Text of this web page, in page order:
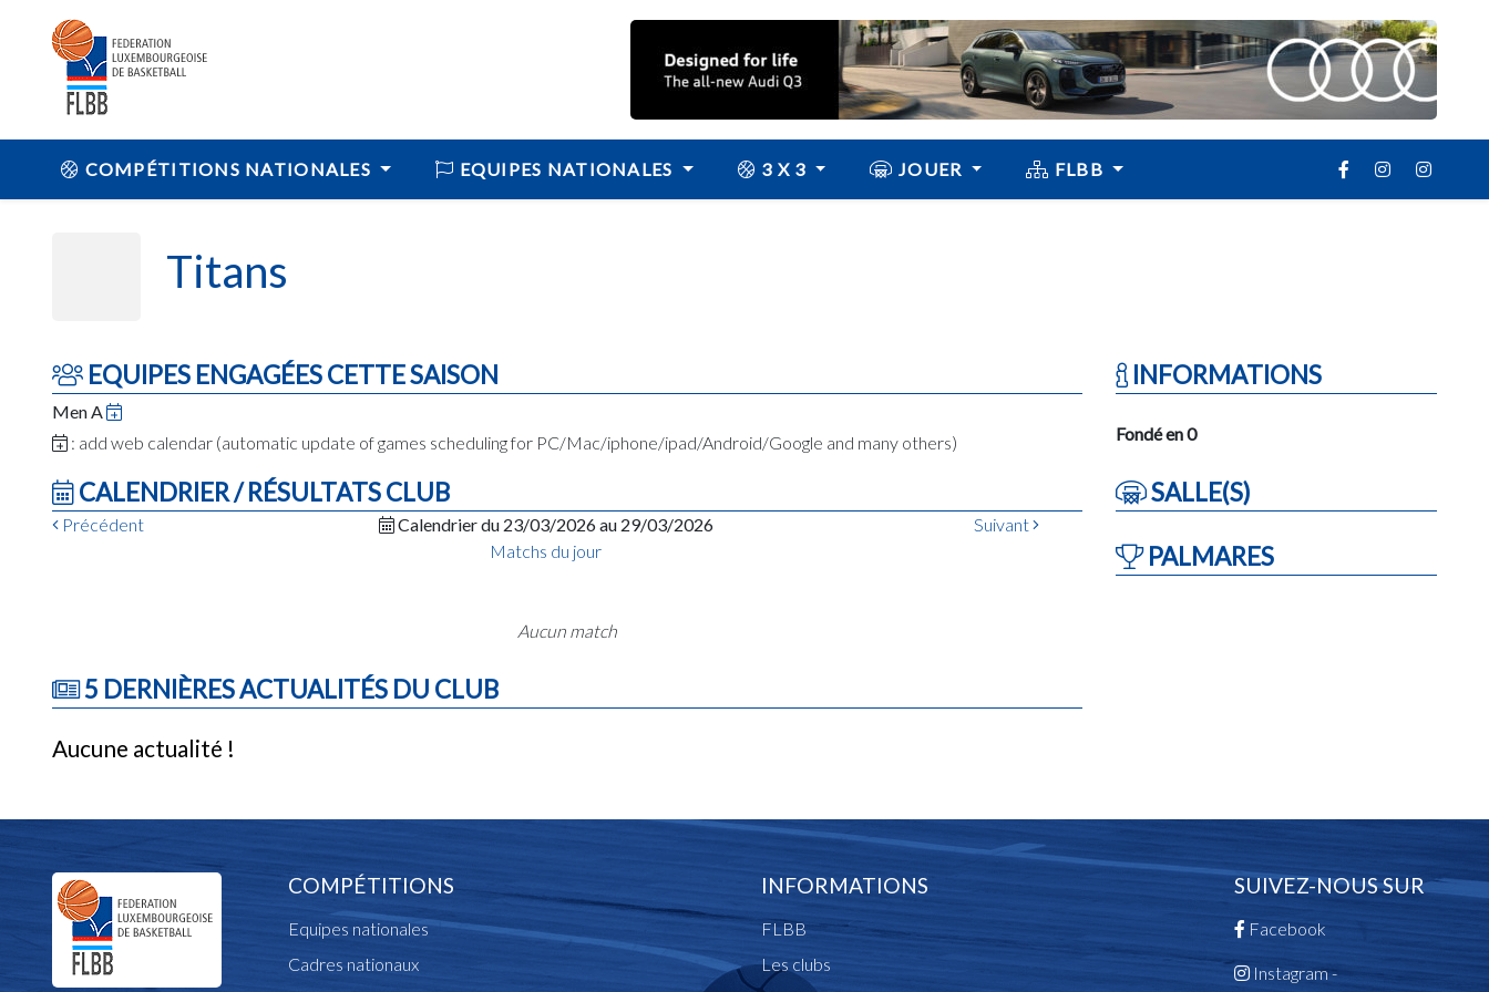
COMPÉTITIONS NATIONALES EQUIPES NATIONALES 3 X 3 JOUER FLBB
Titans
EQUIPES ENGAGÉES CETTE SAISON
Men A
: add web calendar (automatic update of games scheduling for PC/Mac/iphone/ipad/Android/Google and many others)
CALENDRIER / RÉSULTATS CLUB
Précédent Calendrier du 23/03/2026 au 29/03/2026
Suivant
Matchs du jour
Aucun match
5 DERNIÈRES ACTUALITÉS DU CLUB
Aucune actualité !
INFORMATIONS
Fondé en 0
SALLE(S)
PALMARES
COMPÉTITIONS
Equipes nationales
Cadres nationaux
INFORMATIONS
FLBB
Les clubs
SUIVEZ-NOUS SUR
Facebook
Instagram -